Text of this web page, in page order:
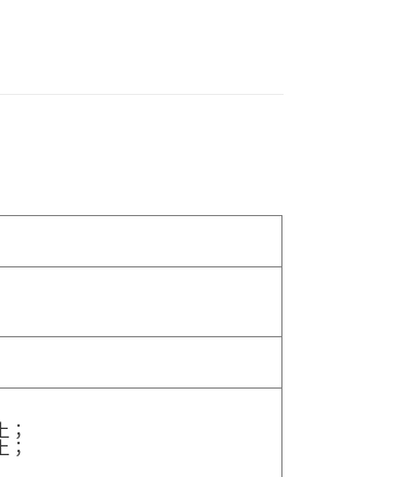
；
；